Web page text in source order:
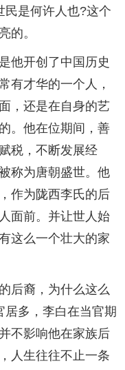
民是何许人也?这个
的。
开创了中国历史
有才华的一个人，
，还是在自身的艺
。他在位期间，善
税，不断发展经
称为唐朝盛世。他
作为陇西李氏的后
面前。并让世人始
这么一个壮大的家
后裔，为什么这么
多，李白在当官期
不影响他在家族后
人生往往不止一条